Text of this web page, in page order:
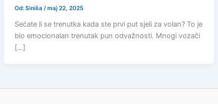
Od: Siniša /maj 22, 2025
Sećate li se trenutka kada ste prvi put sjeli za volan? To je
bio emocionalan trenutak pun odvažnosti. Mnogi vozači
[…]